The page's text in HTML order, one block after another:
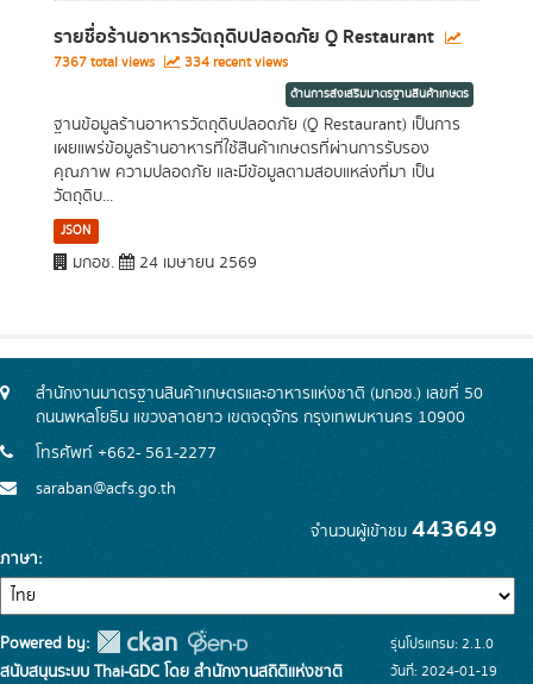
รายชื่อร้านอาหารวัตถุดิบปลอดภัย Q Restaurant
7367 total views 334 recent views
ด้านการส่งเสริมมาตรฐานสินค้าเกษตร
ฐานข้อมูลร้านอาหารวัตถุดิบปลอดภัย (Q Restaurant) เป็นการ
เผยแพร่ข้อมูลร้านอาหารที่ใช้สินค้าเกษตรที่ผ่านการรับรอง
คุณภาพ ความปลอดภัย และมีข้อมูลตามสอบแหล่งที่มา เป็น
วัตถุดิบ...
JSON
มกอช. 24 เมษายน 2569
สำนักงานมาตรฐานสินค้าเกษตรและอาหารแห่งชาติ (มกอช.) เลขที่ 50
ถนนพหลโยธิน แขวงลาดยาว เขตจตุจักร กรุงเทพมหานคร 10900
โทรศัพท์ +662- 561-2277
saraban@acfs.go.th
จำนวนผู้เข้าชม 443649
ภาษา
Powered by:
สนับสนุนระบบ Thai-GDC โดย สำนักงานสถิติแห่งชาติ
รุ่นโปรแกรม: 2.1.0
วันที่: 2024-01-19